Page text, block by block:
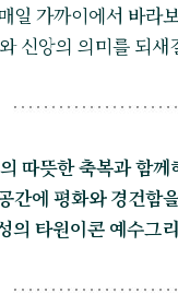
일 가까이에서 바라
신앙의 의미를 되새
따뜻한 축복과 함께
간에 평화와 경건함
의 타원이콘 예수그